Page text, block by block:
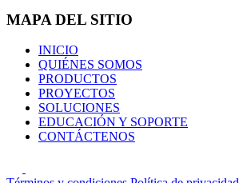
MAPA DEL SITIO
INICIO
QUIÉNES SOMOS
PRODUCTOS
PROYECTOS
SOLUCIONES
EDUCACIÓN Y SOPORTE
CONTÁCTENOS